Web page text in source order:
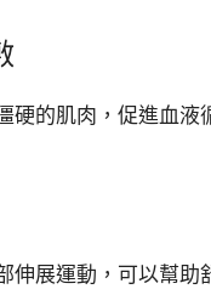
硬的肌肉，促進血
伸展運動，可以幫